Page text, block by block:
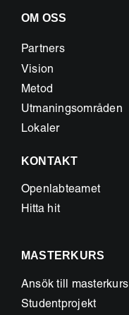
OM OSS
Partners
Vision
Metod
Utmaningsområden
Lokaler
KONTAKT
Openlabteamet
Hitta hit
MASTERKURS
Ansök till masterkurs
Studentprojekt